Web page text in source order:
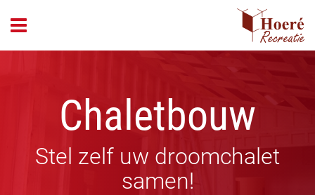
Chaletbouw
Stel zelf uw droomchalet
samen!
header_open_menu